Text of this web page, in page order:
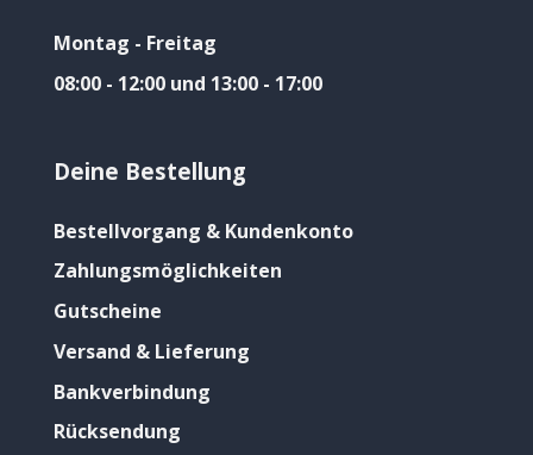
Montag - Freitag
08:00 - 12:00 und 13:00 - 17:00
Deine Bestellung
Bestellvorgang & Kundenkonto
Zahlungsmöglichkeiten
Gutscheine
Versand & Lieferung
Bankverbindung
Rücksendung